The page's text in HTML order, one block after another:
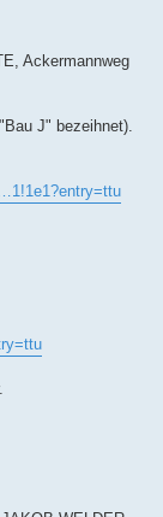
Ackermannweg
J" bezeihnet).